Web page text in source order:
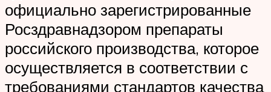
официально зарегистрированные
Росздравнадзором препараты
российского производства, которое
осуществляется в соответствии с
требованиями стандартов качества